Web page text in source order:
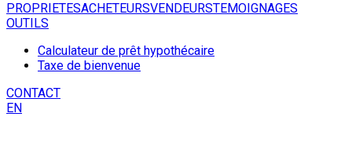
PROPRIETESACHETEURSVENDEURSTEMOIGNAGES
OUTILS
Calculateur de prêt hypothécaire
Taxe de bienvenue
CONTACT
EN